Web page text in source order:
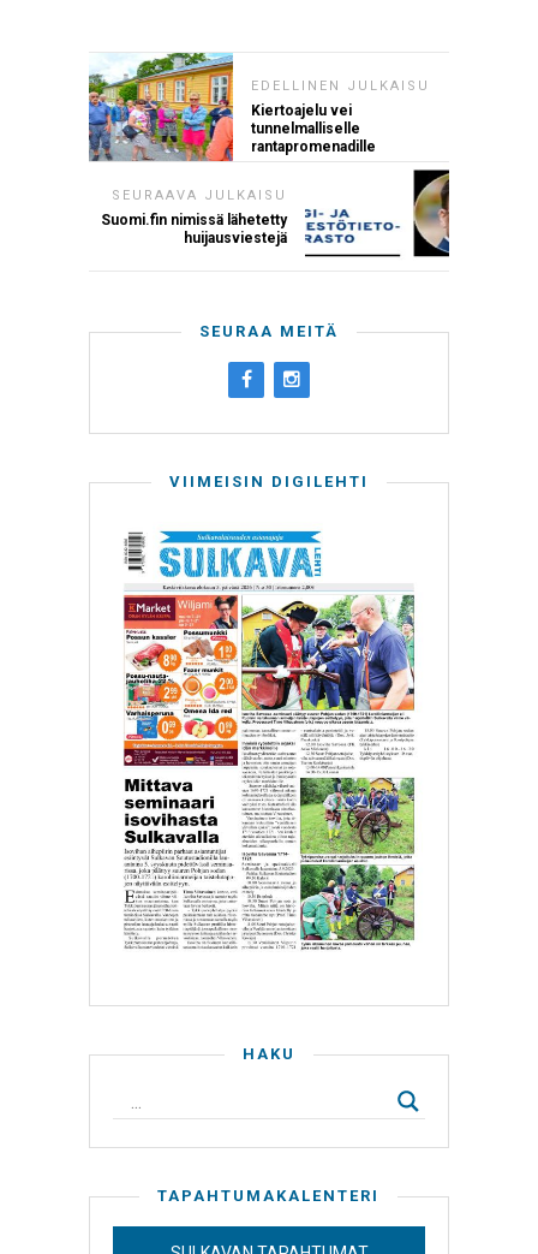
EDELLINEN JULKAISU
Kiertoajelu vei
tunnelmalliselle
rantapromenadille
SEURAAVA JULKAISU
Suomi.fin nimissä lähetetty
huijausviestejä
SEURAA MEITÄ
VIIMEISIN DIGILEHTI
HAKU
TAPAHTUMAKALENTERI